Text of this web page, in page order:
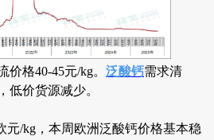
格40-45元/kg。 泛酸钙需求清
低价货源减少。
元/kg，本周欧洲泛酸钙价格基本稳